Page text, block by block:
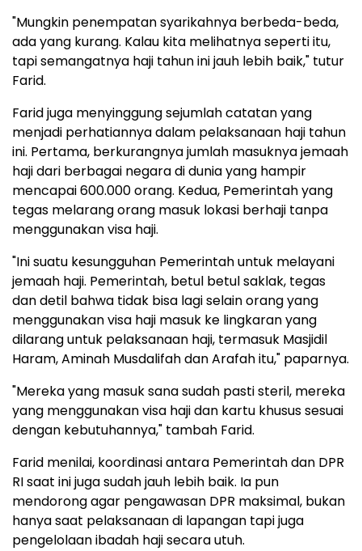
"Mungkin penempatan syarikahnya berbeda-beda,
ada yang kurang. Kalau kita melihatnya seperti itu,
tapi semangatnya haji tahun ini jauh lebih baik," tutur
Farid.
Farid juga menyinggung sejumlah catatan yang
menjadi perhatiannya dalam pelaksanaan haji tahun
ini. Pertama, berkurangnya jumlah masuknya jemaah
haji dari berbagai negara di dunia yang hampir
mencapai 600.000 orang. Kedua, Pemerintah yang
tegas melarang orang masuk lokasi berhaji tanpa
menggunakan visa haji.
"Ini suatu kesungguhan Pemerintah untuk melayani
jemaah haji. Pemerintah, betul betul saklak, tegas
dan detil bahwa tidak bisa lagi selain orang yang
menggunakan visa haji masuk ke lingkaran yang
dilarang untuk pelaksanaan haji, termasuk Masjidil
Haram, Aminah Musdalifah dan Arafah itu," paparnya.
"Mereka yang masuk sana sudah pasti steril, mereka
yang menggunakan visa haji dan kartu khusus sesuai
dengan kebutuhannya," tambah Farid.
Farid menilai, koordinasi antara Pemerintah dan DPR
RI saat ini juga sudah jauh lebih baik. Ia pun
mendorong agar pengawasan DPR maksimal, bukan
hanya saat pelaksanaan di lapangan tapi juga
pengelolaan ibadah haji secara utuh.